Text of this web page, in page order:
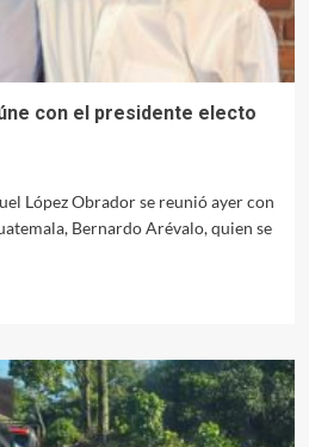
con el presidente electo
López Obrador se reunió ayer con
Bernardo Arévalo, quien se